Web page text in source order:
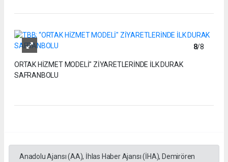
8/8
ORTAK HİZMET MODELİ" ZİYARETLERİNDE İLK DURAK
SAFRANBOLU
Anadolu Ajansı (AA), İhlas Haber Ajansı (İHA), Demirören